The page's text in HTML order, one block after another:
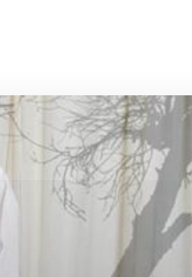
ktorú chcete
pre prevádzku
ako je navigácia na
cookie nemôže web